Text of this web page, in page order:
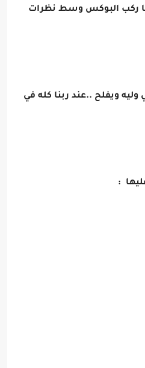
ما ركب البوكس وسط نظرات
ويفلح ..عند ربنا كله في
: